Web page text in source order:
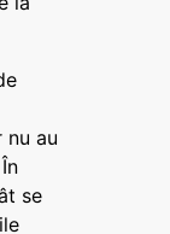
nu au
se